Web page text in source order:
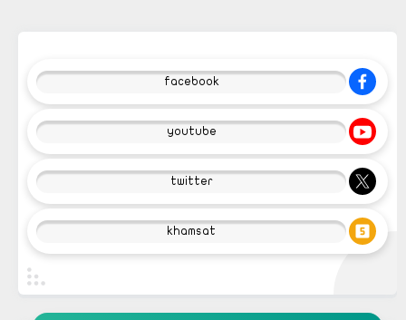
facebook
youtube
twitter
khamsat